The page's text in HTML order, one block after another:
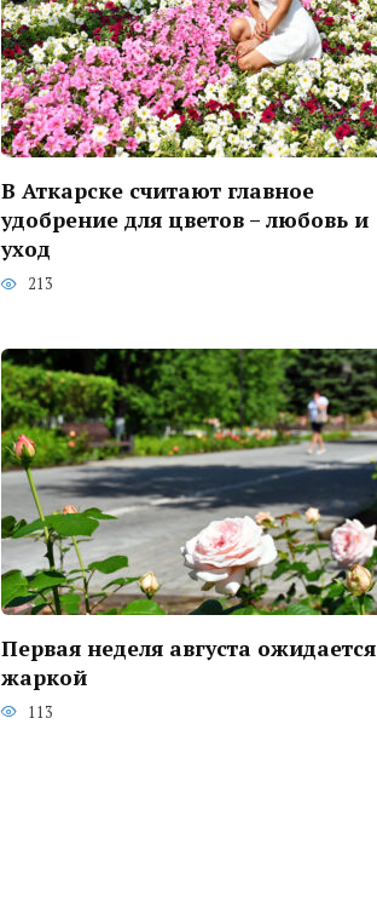
В Аткарске считают главное
удобрение для цветов – любовь и
уход
213
Первая неделя августа ожидается
жаркой
113